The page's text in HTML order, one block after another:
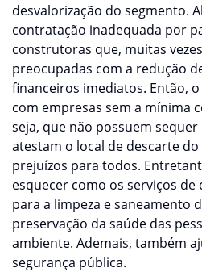
desvalorização do segmento.
contratação inadequada por
construtoras que, muitas
preocupadas com a redução
financeiros imediatos. Então,
com empresas sem a mínima
seja, que não possuem
atestam o local de descarte
prejuízos para todos.
esquecer como os serviços de
para a limpeza e saneamento
preservação da saúde das
ambiente. Ademais, também
segurança pública.